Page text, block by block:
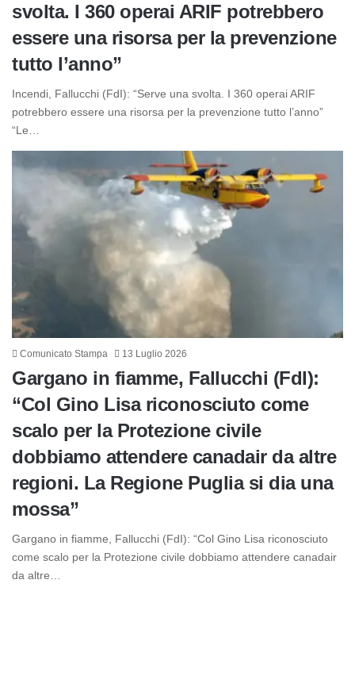
svolta. I 360 operai ARIF potrebbero
essere una risorsa per la prevenzione
tutto l’anno”
Incendi, Fallucchi (FdI): “Serve una svolta. I 360 operai ARIF
potrebbero essere una risorsa per la prevenzione tutto l’anno”
“Le…
Comunicato Stampa 13 Luglio 2026
Gargano in fiamme, Fallucchi (FdI):
“Col Gino Lisa riconosciuto come
scalo per la Protezione civile
dobbiamo attendere canadair da altre
regioni. La Regione Puglia si dia una
mossa”
Gargano in fiamme, Fallucchi (FdI): “Col Gino Lisa riconosciuto
come scalo per la Protezione civile dobbiamo attendere canadair
da altre…